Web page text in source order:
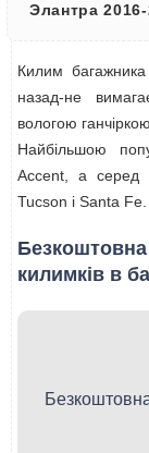
Элантра
Килим багажника
назад-не
вологою
Найбільшою
Accent, а серед
Tucson і Santa Fe.
килимків в